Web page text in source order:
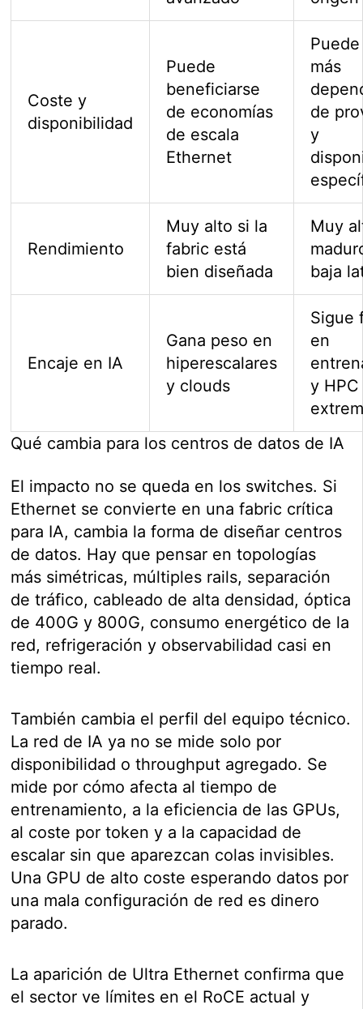
Coste y
disponibilidad
Puede
beneficiarse
de economías
de escala
Ethernet
más
de
y
Rendimiento
Muy alto si la
fabric está
bien diseñada
Muy
baja
Encaje en IA
Gana peso en
hiperescalares
y clouds
Sigue
en
y HPC
Qué cambia para los centros de datos de IA
El impacto no se queda en los switches. Si
Ethernet se convierte en una fabric crítica
para IA, cambia la forma de diseñar centros
de datos. Hay que pensar en topologías
más simétricas, múltiples rails, separación
de tráfico, cableado de alta densidad, óptica
de 400G y 800G, consumo energético de la
red, refrigeración y observabilidad casi en
tiempo real.
También cambia el perfil del equipo técnico.
La red de IA ya no se mide solo por
disponibilidad o throughput agregado. Se
mide por cómo afecta al tiempo de
entrenamiento, a la eficiencia de las GPUs,
al coste por token y a la capacidad de
escalar sin que aparezcan colas invisibles.
Una GPU de alto coste esperando datos por
una mala configuración de red es dinero
parado.
La aparición de Ultra Ethernet confirma que
el sector ve límites en el RoCE actual y